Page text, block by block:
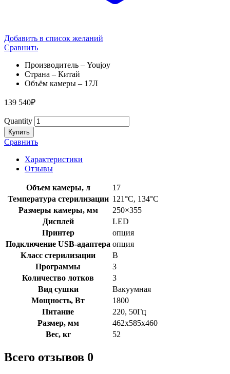
Добавить в список желаний
Сравнить
Производитель – Youjoy
Страна – Китай
Объём камеры – 17Л
139 540₽
Quantity
Купить
Сравнить
Характеристики
Отзывы
Объем камеры, л
17
Температура стерилизации 121°C, 134°C
Размеры камеры, мм
250×355
Дисплей
LED
Принтер
опция
Подключение USB-адаптера опция
Класс стерилизации
B
Программы
3
Количество лотков
3
Вид сушки
Вакуумная
Мощность, Вт
1800
Питание
220, 50Гц
Размер, мм
462х585х460
Вес, кг
52
Всего отзывов 0